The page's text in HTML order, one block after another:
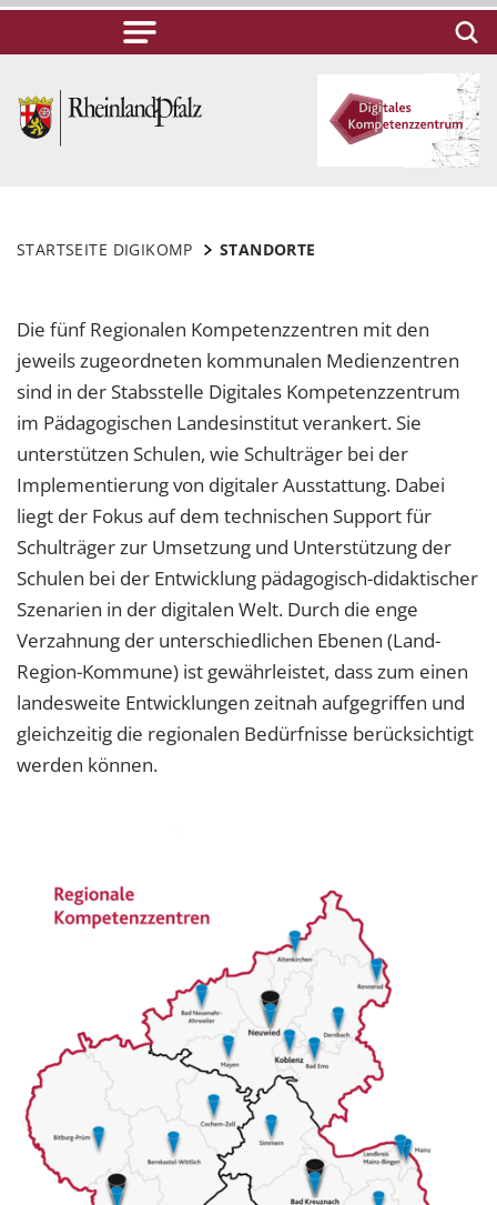
STARTSEITE DIGIKOMP STANDORTE
Die fünf Regionalen Kompetenzzentren mit den
jeweils zugeordneten kommunalen Medienzentren
sind in der Stabsstelle Digitales Kompetenzzentrum
im Pädagogischen Landesinstitut verankert. Sie
unterstützen Schulen, wie Schulträger bei der
Implementierung von digitaler Ausstattung. Dabei
liegt der Fokus auf dem technischen Support für
Schulträger zur Umsetzung und Unterstützung der
Schulen bei der Entwicklung pädagogisch-didaktischer
Szenarien in der digitalen Welt. Durch die enge
Verzahnung der unterschiedlichen Ebenen (Land-
Region-Kommune) ist gewährleistet, dass zum einen
landesweite Entwicklungen zeitnah aufgegriffen und
gleichzeitig die regionalen Bedürfnisse berücksichtigt
werden können.